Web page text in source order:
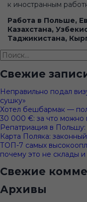
к иностранным
Работа в Польше,
Казахстана,
Таджикистана,
Найти:
Свежие
Неправильно подал
сушку»
Хотел бешбармак —
30 000 €: за что можно
Репатриация в Польшу:
Карта Поляка:
ТОП-7 самых
почему это не склады
Свежие
Архивы